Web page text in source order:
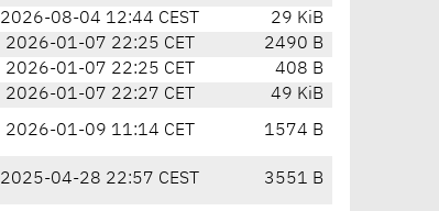
2026-08-04 12:44 CEST
29 KiB
2026-01-07 22:25 CET
2490 B
2026-01-07 22:25 CET
408 B
2026-01-07 22:27 CET
49 KiB
2026-01-09 11:14 CET 1574 B
2025-04-28 22:57 CEST 3551 B